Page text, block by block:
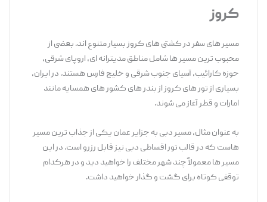
کروز
مسیر های سفر در کشتی ‌های کروز بسیار متنوع ‌اند. بعضی از
محبوب ‌ترین مسیر ها شامل مناطق مدیترانه ‌ای، اروپای شرقی،
حوزه کارائیب، آسیای جنوب شرقی و خلیج ‌فارس هستند. در ایران،
بسیاری از تور های کروز از بندر های کشور های همسایه مانند
امارات و قطر آغاز می‌ شوند.
به عنوان مثال، مسیر دبی به جزایر عمان یکی از جذاب ‌ترین مسیر
هاست که در قالب تور اقساطی دبی نیز قابل رزرو است. در این
مسیر ها معمولاً چند شهر مختلف را خواهید دید و در هرکدام
توقفی کوتاه برای گشت ‌و گذار خواهید داشت.